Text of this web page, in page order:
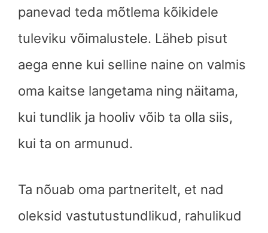
panevad teda mõtlema kõikidele
tuleviku võimalustele. Läheb pisut
aega enne kui selline naine on valmis
oma kaitse langetama ning näitama,
kui tundlik ja hooliv võib ta olla siis,
kui ta on armunud.
Ta nõuab oma partneritelt, et nad
oleksid vastutustundlikud, rahulikud